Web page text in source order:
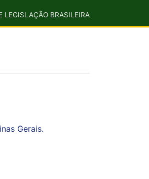
LEGISLAÇÃO BRASILEIRA
Gerais.